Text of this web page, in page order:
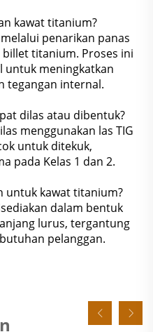
kawat titanium?
penarikan panas
titanium. Proses ini
untuk meningkatkan
tegangan internal.
dilas atau dibentuk?
menggunakan las TIG
untuk ditekuk,
pada Kelas 1 dan 2.
untuk kawat titanium?
dalam bentuk
lurus, tergantung
pelanggan.